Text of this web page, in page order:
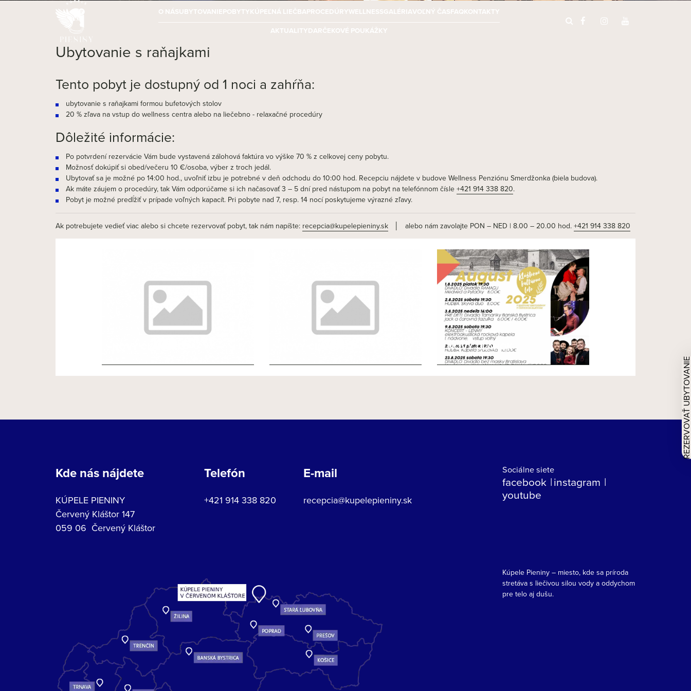
O NÁSUBYTOVANIEPOBYTYKÚPEĽNÁ LIEČBAPROCEDÚRYWELLNESSGALÉRIAVOĽNÝ ČASFAQKONTAKTY
AKTUALITYDARČEKOVÉ POUKÁŽKY
Ubytovanie s raňajkami
Tento pobyt je dostupný od 1 noci a zahŕňa:
ubytovanie s raňajkami formou bufetových stolov
20 % zľava na vstup do wellness centra alebo na liečebno - relaxačné procedúry
Dôležité informácie:
Po potvrdení rezervácie Vám bude vystavená zálohová faktúra vo výške 70 % z celkovej ceny pobytu.
Možnosť dokúpiť si obed/večeru 10 €/osoba, výber z troch jedál.
Ubytovať sa je možné po 14:00 hod., uvoľniť izbu je potrebné v deň odchodu do 10:00 hod. Recepciu nájdete v budove Wellness Penziónu Smerdžonka (biela budova).
Ak máte záujem o procedúry, tak Vám odporúčame si ich načasovať 3 – 5 dní pred nástupom na pobyt na telefónnom čísle +421 914 338 820.
Pobyt je možné predĺžiť v prípade voľných kapacít. Pri pobyte nad 7, resp. 14 nocí poskytujeme výrazné zľavy.
Ak potrebujete vedieť viac alebo si chcete rezervovať pobyt, tak nám napíšte: recepcia@kupelepieniny.sk│ alebo nám zavolajte PON – NED | 8.00 – 20.00 hod. +421 914 338 820
NOVÝ ČLÁNOK
Kde nás nájdete
KÚPELE PIENINY
Červený Kláštor 147
059 06 Červený Kláštor
Telefón
+421 914 338 820
E-mail
recepcia@kupelepieniny.sk
Sociálne siete
facebook instagram
youtube
Kúpele Pieniny – miesto, kde sa príroda
stretáva s liečivou silou vody a oddychom
pre telo aj dušu.